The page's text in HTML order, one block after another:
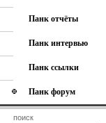
Панк отчёты
Панк интервью
Панк ссылки
Панк форум
поиск